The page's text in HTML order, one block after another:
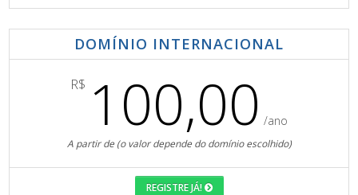
DOMÍNIO INTERNACIONAL
R$ 100,00 /ano
A partir de (o valor depende do domínio escolhido)
REGISTRE JÁ!